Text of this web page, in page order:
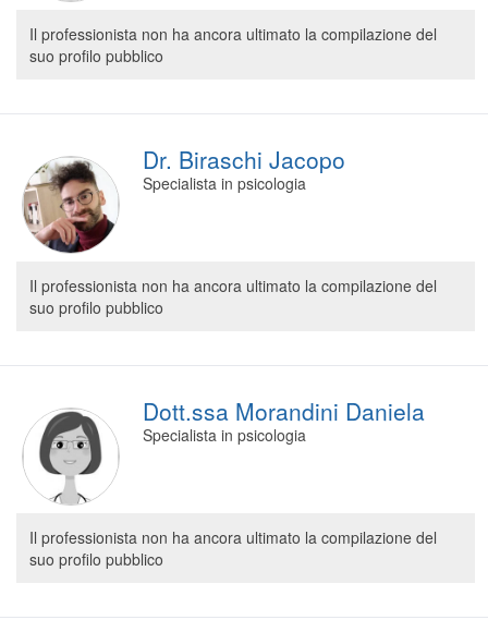
Il professionista non ha ancora ultimato la compilazione del
suo profilo pubblico
Dr. Biraschi Jacopo
Specialista in psicologia
Il professionista non ha ancora ultimato la compilazione del
suo profilo pubblico
Dott.ssa Morandini Daniela
Specialista in psicologia
Il professionista non ha ancora ultimato la compilazione del
suo profilo pubblico